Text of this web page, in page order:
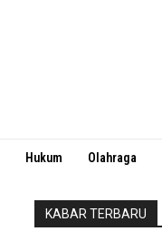
Hukum Olahraga
KABAR TERBARU